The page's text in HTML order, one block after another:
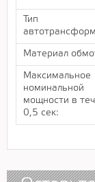
Тип
Материал
Максимальное
номинальной
мощности в
0,5 сек: